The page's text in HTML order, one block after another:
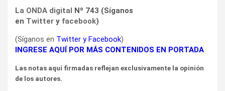
La ONDA digital Nº 743 (Síganos
en Twitter y facebook)
(Síganos en Twitter yFacebook)
INGRESE AQUÍ POR MÁS CONTENIDOS EN PORTADA
Las notas aquí firmadas reflejan exclusivamente la opinión
de los autores.